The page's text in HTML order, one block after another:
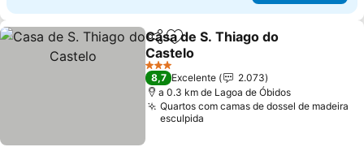
PartilharAdicionar aos favoritos
Casa de S. Thiago do
Castelo
3 Estrelas
8,7 Excelente
2.073
a 0.3 km de Lagoa de Óbidos
Quartos com camas de dossel de madeira
esculpida